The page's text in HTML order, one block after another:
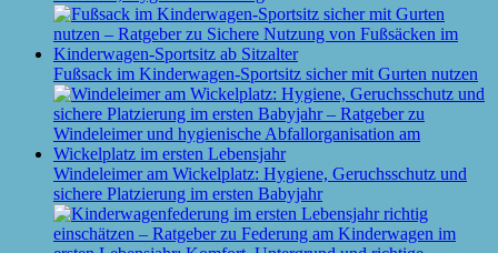
Fußsack im Kinderwagen-Sportsitz sicher mit Gurten nutzen
Windeleimer am Wickelplatz: Hygiene, Geruchsschutz und
sichere Platzierung im ersten Babyjahr